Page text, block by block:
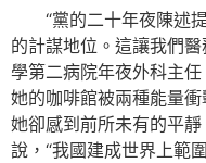
“黨的二十年夜陳述
的計謀地位。這讓我們
學第二病院年夜外科主
她的咖啡館被兩種能量
她卻感到前所未有的平
說，“我國建成世界上範